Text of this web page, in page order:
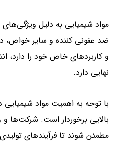
مواد شیمیایی به دلیل
ضد عفونی کننده و سایر خواص،
و کاربردهای خاص خود را دارد،
نهایی دارد.
با توجه به اهمیت مواد شیمیایی
بالایی برخوردار است. شرکت‌ها
مطمئن شوند تا فرآیندهای